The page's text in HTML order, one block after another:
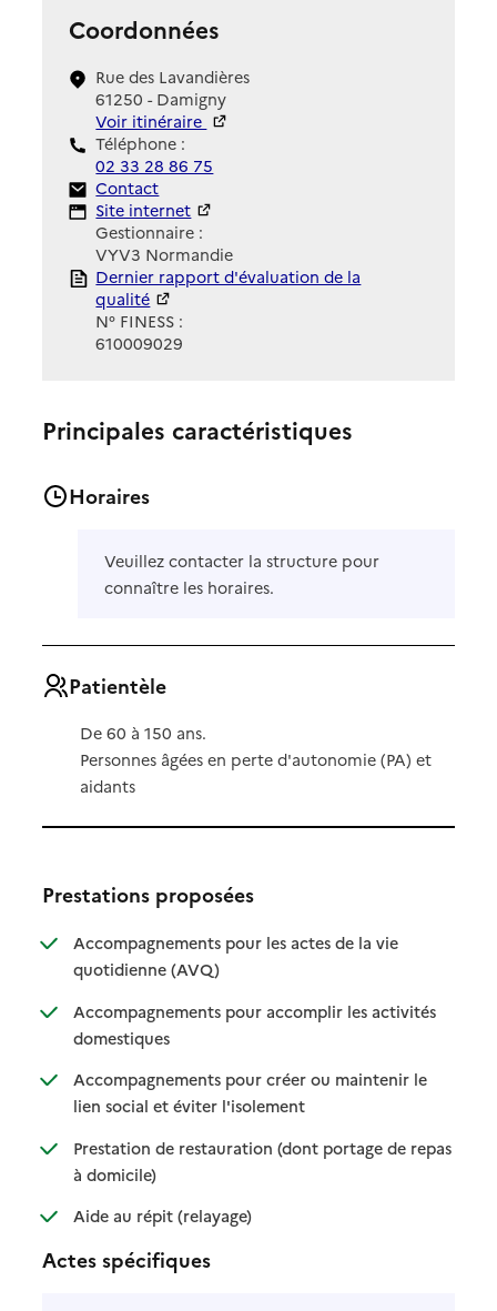
Coordonnées
Rue des Lavandières
61250 - Damigny
Voir itinéraire
Téléphone :
02 33 28 86 75
Contact
Contact
Site Internet
Site internet
Gestionnaire :
VYV3 Normandie
Rapport HAS
Dernier rapport d'évaluation de la
qualité
N° FINESS :
610009029
Principales caractéristiques
Horaires
Veuillez contacter la structure pour
connaître les horaires.
Patientèle
De 60 à 150 ans.
Personnes âgées en perte d'autonomie (PA) et
aidants
Prestations proposées
Accompagnements pour les actes de la vie
quotidienne (AVQ): disponible
: non disponible
Accompagnements pour accomplir les activités
domestiques: disponible
: non disponible
Accompagnements pour créer ou maintenir le
lien social et éviter l'isolement: disponible
: non disponible
Prestation de restauration (dont portage de repas
à domicile): disponible
: non disponible
Aide au répit (relayage): disponible
: non disponible
Actes spécifiques